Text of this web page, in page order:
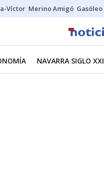
Víctor Merino Amigó Gasóleo
NAVARRA SIGLO XXI